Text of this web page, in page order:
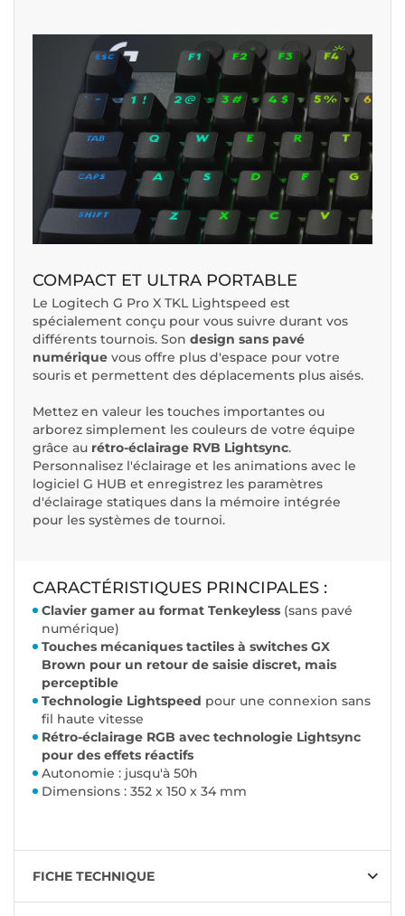
COMPACT ET ULTRA PORTABLE
Le Logitech G Pro X TKL Lightspeed est
spécialement conçu pour vous suivre durant vos
différents tournois. Son design sans pavé
numérique vous offre plus d'espace pour votre
souris et permettent des déplacements plus aisés.
Mettez en valeur les touches importantes ou
arborez simplement les couleurs de votre équipe
grâce au rétro-éclairage RVB Lightsync.
Personnalisez l'éclairage et les animations avec le
logiciel G HUB et enregistrez les paramètres
d'éclairage statiques dans la mémoire intégrée
pour les systèmes de tournoi.
CARACTÉRISTIQUES PRINCIPALES :
Clavier gamer au format Tenkeyless (sans pavé
numérique)
Touches mécaniques tactiles à switches GX
Brown pour un retour de saisie discret, mais
perceptible
Technologie Lightspeed pour une connexion sans
fil haute vitesse
Rétro-éclairage RGB avec technologie Lightsync
pour des effets réactifs
Autonomie : jusqu'à 50h
Dimensions : 352 x 150 x 34 mm
FICHE TECHNIQUE